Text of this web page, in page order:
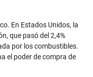
En Estados Unidos, la
que pasó del 2,4%
por los combustibles.
el poder de compra de